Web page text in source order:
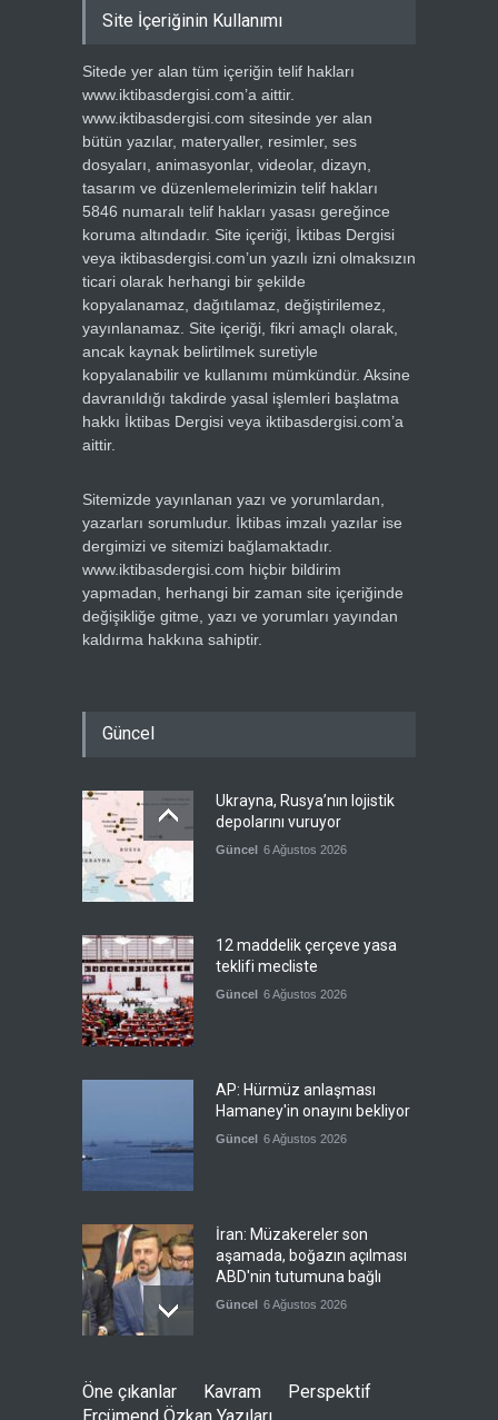
Site İçeriğinin Kullanımı
Sitede yer alan tüm içeriğin telif hakları
www.iktibasdergisi.com’a aittir.
www.iktibasdergisi.com sitesinde yer alan
bütün yazılar, materyaller, resimler, ses
dosyaları, animasyonlar, videolar, dizayn,
tasarım ve düzenlemelerimizin telif hakları
5846 numaralı telif hakları yasası gereğince
koruma altındadır. Site içeriği, İktibas Dergisi
veya iktibasdergisi.com’un yazılı izni olmaksızın
ticari olarak herhangi bir şekilde
kopyalanamaz, dağıtılamaz, değiştirilemez,
yayınlanamaz. Site içeriği, fikri amaçlı olarak,
ancak kaynak belirtilmek suretiyle
kopyalanabilir ve kullanımı mümkündür. Aksine
davranıldığı takdirde yasal işlemleri başlatma
hakkı İktibas Dergisi veya iktibasdergisi.com’a
aittir.
Sitemizde yayınlanan yazı ve yorumlardan,
yazarları sorumludur. İktibas imzalı yazılar ise
dergimizi ve sitemizi bağlamaktadır.
www.iktibasdergisi.com hiçbir bildirim
yapmadan, herhangi bir zaman site içeriğinde
değişikliğe gitme, yazı ve yorumları yayından
kaldırma hakkına sahiptir.
Güncel
Ukrayna, Rusya’nın lojistik
depolarını vuruyor
Güncel 6 Ağustos 2026
12 maddelik çerçeve yasa
teklifi mecliste
Güncel 6 Ağustos 2026
AP: Hürmüz anlaşması
Hamaney'in onayını bekliyor
Güncel 6 Ağustos 2026
İran: Müzakereler son
aşamada, boğazın açılması
ABD'nin tutumuna bağlı
Güncel 6 Ağustos 2026
Sebte'deki göç krizinin
jeopolitik arka planı
Öne çıkanlar Kavram
Perspektif